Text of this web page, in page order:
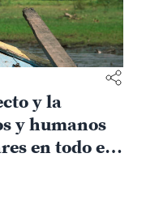
y la
y humanos
en todo el